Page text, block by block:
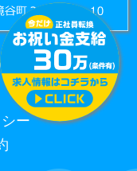
かる情報
ー